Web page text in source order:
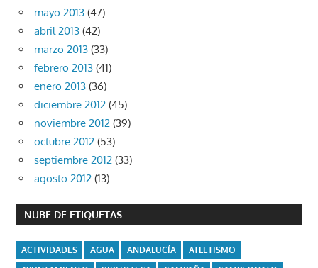
mayo 2013 (47)
abril 2013 (42)
marzo 2013 (33)
febrero 2013 (41)
enero 2013 (36)
diciembre 2012 (45)
noviembre 2012 (39)
octubre 2012 (53)
septiembre 2012 (33)
agosto 2012 (13)
NUBE DE ETIQUETAS
ACTIVIDADES AGUA ANDALUCÍA
ATLETISMO